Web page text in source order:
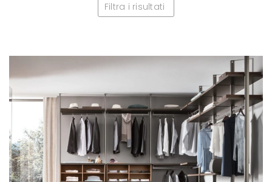
Filtra i risultati